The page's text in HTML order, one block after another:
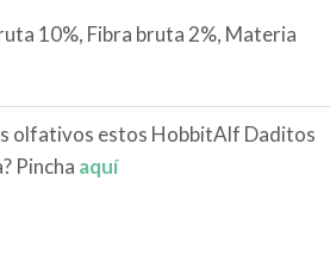
10%, Fibra bruta 2%, Materia
olfativos estos HobbitAlf Daditos
Pincha aquí